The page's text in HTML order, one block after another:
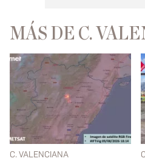
MÁS DE C.
C. VALENCIANA